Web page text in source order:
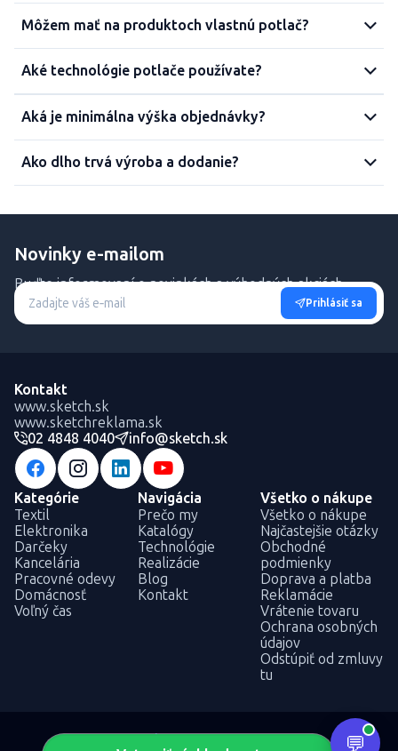
Môžem mať na produktoch vlastnú potlač?
Aké technológie potlače používate?
Aká je minimálna výška objednávky?
Ako dlho trvá výroba a dodanie?
Novinky e-mailom
Buďte informovaní o novinkách a výhodných akciách.
Prihlásiť sa
Kontakt
www.sketch.sk
www.sketchreklama.sk
02 4848 4040
info@sketch.sk
Kategórie
Textil
Elektronika
Darčeky
Kancelária
Pracovné odevy
Domácnosť
Voľný čas
Navigácia
Prečo my
Katalógy
Technológie
Realizácie
Blog
Kontakt
Všetko o nákupe
Všetko o nákupe
Najčastejšie otázky
Obchodné
podmienky
Doprava a platba
Reklamácie
Vrátenie tovaru
Ochrana osobných
údajov
Odstúpiť od zmluvy
tu